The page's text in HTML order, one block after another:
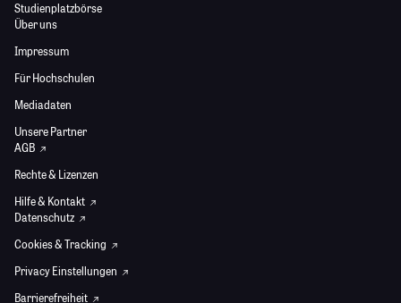
Studienplatzbörse
Über uns
Impressum
Für Hochschulen
Mediadaten
Unsere Partner
AGB
Rechte & Lizenzen
Hilfe & Kontakt
Datenschutz
Cookies & Tracking
Privacy Einstellungen
Barrierefreiheit